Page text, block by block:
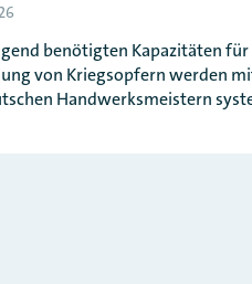
benötigten Kapazitäten für
von Kriegsopfern werden
Handwerksmeistern